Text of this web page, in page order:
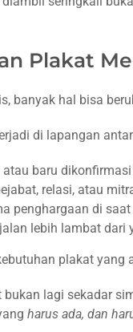
Plakat
banyak hal bisa
di lapangan
baru
relasi, atau
penghargaan di
lebih lambat dari
plakat
lagi sekadar
harus ada, dan